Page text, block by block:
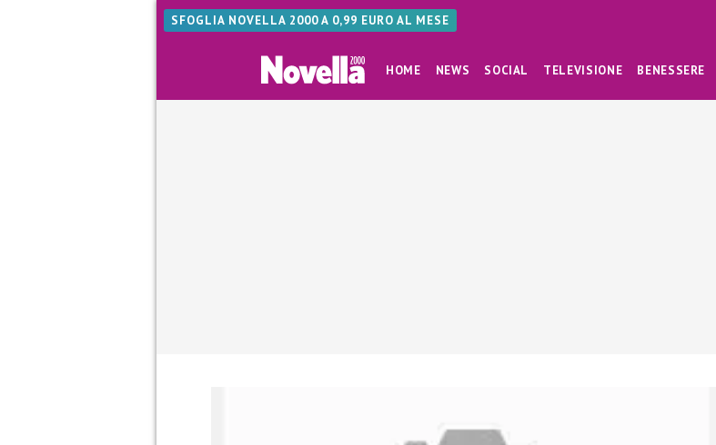
SFOGLIA NOVELLA 2000 A 0,99 EURO AL MESE
HOME NEWS SOCIAL TELEVISIONE BENESSERE